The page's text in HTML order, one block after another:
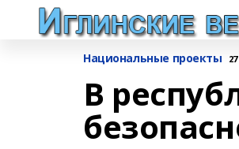
Национальные проекты
В